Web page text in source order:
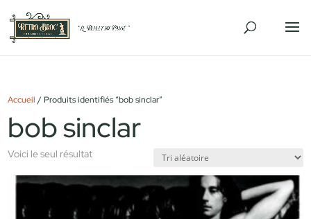
Accueil / Produits identifiés “bob sinclar”
bob sinclar
Voici le seul résultat